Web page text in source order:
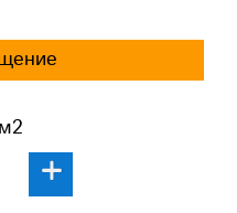
+